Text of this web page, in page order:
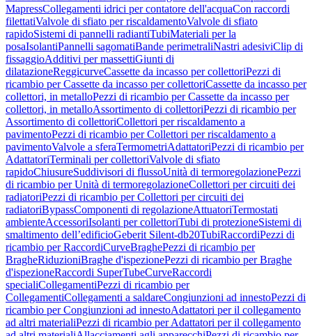
MapressCollegamenti idrici per contatore dell'acquaCon raccordi
filettatiValvole di sfiato per riscaldamentoValvole di sfiato
rapidoSistemi di pannelli radiantiTubiMateriali per la
posaIsolantiPannelli sagomatiBande perimetraliNastri adesiviClip di
fissaggioAdditivi per massettiGiunti di
dilatazioneReggicurveCassette da incasso per collettoriPezzi di
ricambio per Cassette da incasso per collettoriCassette da incasso per
collettori, in metalloPezzi di ricambio per Cassette da incasso per
collettori, in metalloAssortimento di collettoriPezzi di ricambio per
Assortimento di collettoriCollettori per riscaldamento a
pavimentoPezzi di ricambio per Collettori per riscaldamento a
pavimentoValvole a sferaTermometriAdattatoriPezzi di ricambio per
AdattatoriTerminali per collettoriValvole di sfiato
rapidoChiusureSuddivisori di flussoUnità di termoregolazionePezzi
di ricambio per Unità di termoregolazioneCollettori per circuiti dei
radiatoriPezzi di ricambio per Collettori per circuiti dei
radiatoriBypassComponenti di regolazioneAttuatoriTermostati
ambienteAccessoriIsolanti per collettoriTubi di protezioneSistemi di
smaltimento dell’edificioGeberit Silent-db20TubiRaccordiPezzi di
ricambio per RaccordiCurveBraghePezzi di ricambio per
BragheRiduzioniBraghe d'ispezionePezzi di ricambio per Braghe
d'ispezioneRaccordi SuperTubeCurveRaccordi
specialiCollegamentiPezzi di ricambio per
CollegamentiCollegamenti a saldareCongiunzioni ad innestoPezzi di
ricambio per Congiunzioni ad innestoAdattatori per il collegamento
ad altri materialiPezzi di ricambio per Adattatori per il collegamento